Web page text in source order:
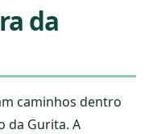
da
caminhos dentro
da Gurita. A